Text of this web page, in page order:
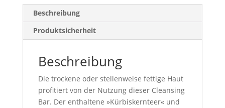
Beschreibung
Produktsicherheit
Beschreibung
Die trockene oder stellenweise fettige Haut
profitiert von der Nutzung dieser Cleansing
Bar. Der enthaltene »Kürbiskernteer« und